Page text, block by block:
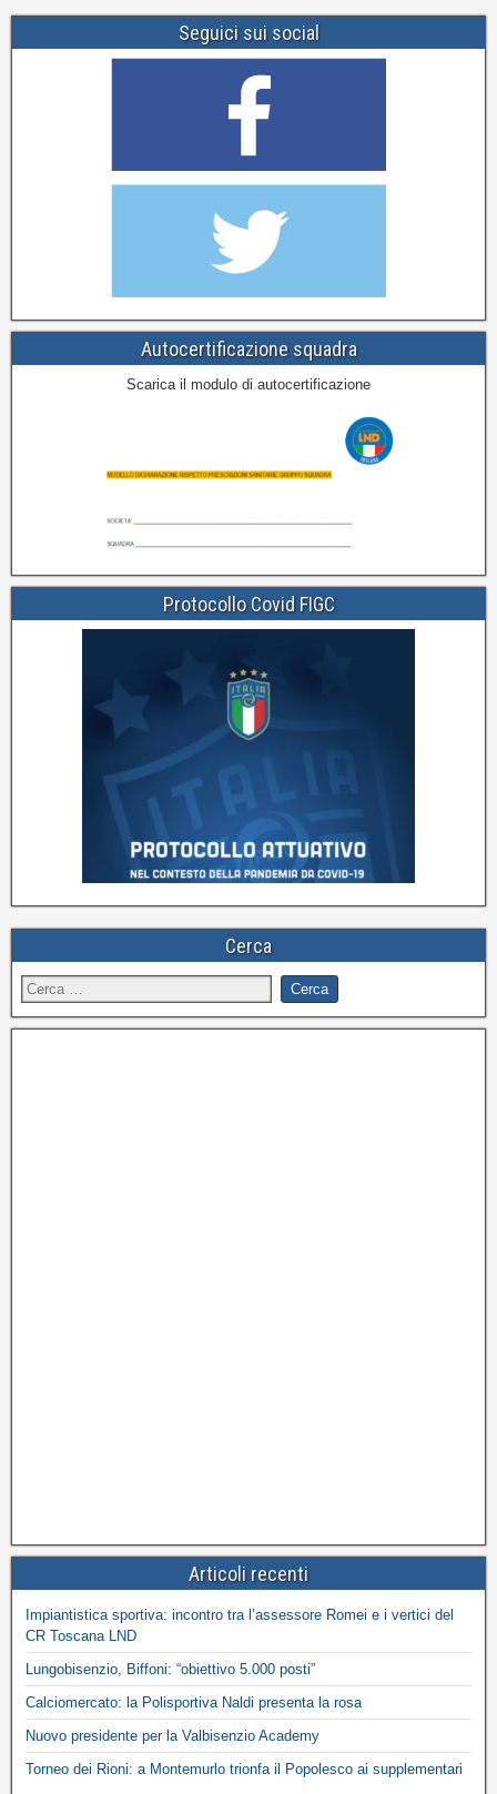
Seguici sui social
Autocertificazione squadra
Scarica il modulo di autocertificazione
Protocollo Covid FIGC
Cerca
Articoli recenti
Impiantistica sportiva: incontro tra l’assessore Romei e i vertici del
CR Toscana LND
Lungobisenzio, Biffoni: “obiettivo 5.000 posti”
Calciomercato: la Polisportiva Naldi presenta la rosa
Nuovo presidente per la Valbisenzio Academy
Torneo dei Rioni: a Montemurlo trionfa il Popolesco ai supplementari